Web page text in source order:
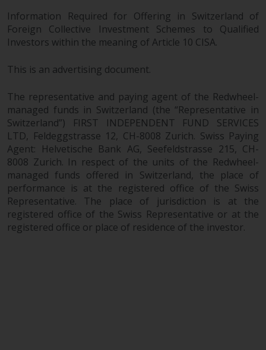
in vollem Umfang in Kraft und
wirksam.
Copyright
Kein Teil dieser Website darf
ohne die vorherige schriftliche
Genehmigung von Redwheel in
irgendeiner Weise reproduziert
werden. Copyright 2016 ©
Information Required for Offering in Switzerland of
Foreign Collective Investment Schemes to Qualified
Investors within the meaning of Article 10 CISA.
This is an advertising document.
The representative and paying agent of the Redwheel-
managed funds in Switzerland (the “Representative in
Switzerland”) FIRST INDEPENDENT FUND SERVICES
LTD, Feldeggstrasse 12, CH-8008 Zurich. Swiss Paying
Agent: Helvetische Bank AG, Seefeldstrasse 215, CH-
8008 Zurich. In respect of the units of the Redwheel-
managed funds offered in Switzerland, the place of
performance is at the registered office of the Swiss
Representative. The place of jurisdiction is at the
registered office of the Swiss Representative or at the
registered office or place of residence of the investor.